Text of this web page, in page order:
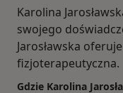
Karolina
swojego
Jarosławska
fizjoterapeutyczna.
Gdzie Karolina